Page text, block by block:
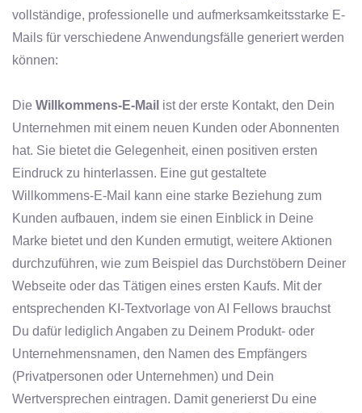
vollständige, professionelle und aufmerksamkeitsstarke E-
Mails für verschiedene Anwendungsfälle generiert werden
können:
Die Willkommens-E-Mail ist der erste Kontakt, den Dein
Unternehmen mit einem neuen Kunden oder Abonnenten
hat. Sie bietet die Gelegenheit, einen positiven ersten
Eindruck zu hinterlassen. Eine gut gestaltete
Willkommens-E-Mail kann eine starke Beziehung zum
Kunden aufbauen, indem sie einen Einblick in Deine
Marke bietet und den Kunden ermutigt, weitere Aktionen
durchzuführen, wie zum Beispiel das Durchstöbern Deiner
Webseite oder das Tätigen eines ersten Kaufs. Mit der
entsprechenden KI-Textvorlage von AI Fellows brauchst
Du dafür lediglich Angaben zu Deinem Produkt- oder
Unternehmensnamen, den Namen des Empfängers
(Privatpersonen oder Unternehmen) und Dein
Wertversprechen eintragen. Damit generierst Du eine